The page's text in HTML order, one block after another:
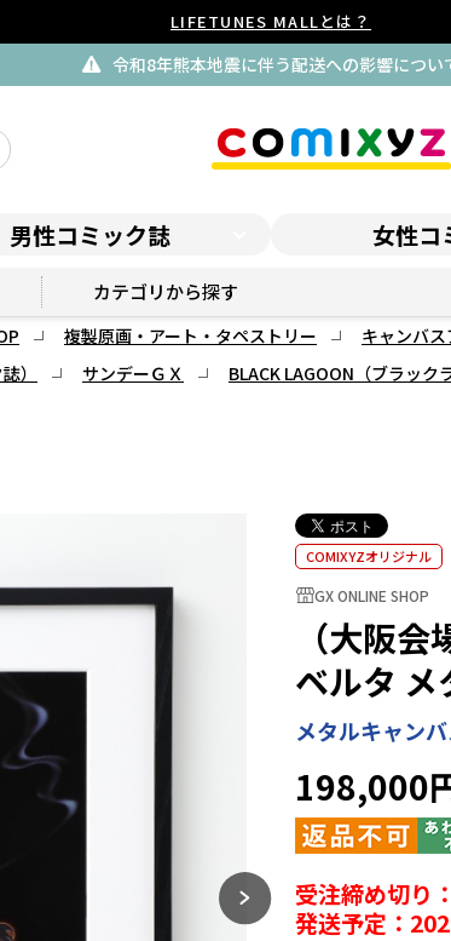
LIFETUNES MALLとは？
令和8年熊本地震に伴う配送への影響につい
男性コミック誌 女性コ
カテゴリから探す
複製原画・アート・タペストリー キャンバス
）
サンデーＧＸ BLACK LAGOON（ブラック
COMIXYZオリジナル
GX ONLINE SHOP
（大阪
ベルタ メ
メタルキャン
198,000
受注締め切り
発送予定：